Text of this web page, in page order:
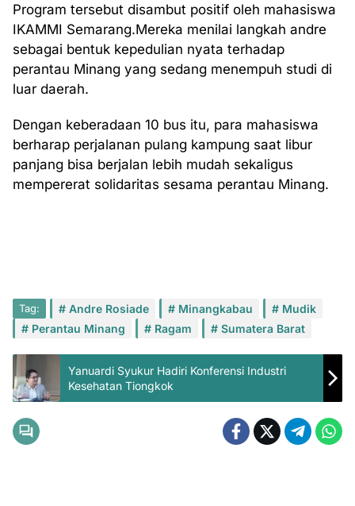
Program tersebut disambut positif oleh mahasiswa
IKAMMI Semarang.Mereka menilai langkah andre
sebagai bentuk kepedulian nyata terhadap
perantau Minang yang sedang menempuh studi di
luar daerah.
Dengan keberadaan 10 bus itu, para mahasiswa
berharap perjalanan pulang kampung saat libur
panjang bisa berjalan lebih mudah sekaligus
mempererat solidaritas sesama perantau Minang.
Tag: Andre Rosiade Minangkabau
Mudik
Perantau Minang
Ragam Sumatera Barat
Yanuardi Syukur Hadiri Konferensi Industri
Kesehatan Tiongkok